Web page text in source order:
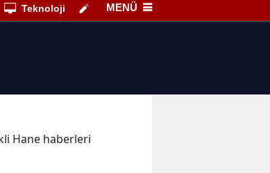
Teknoloji Köşe Yazarları
MENÜ
Hane haberleri